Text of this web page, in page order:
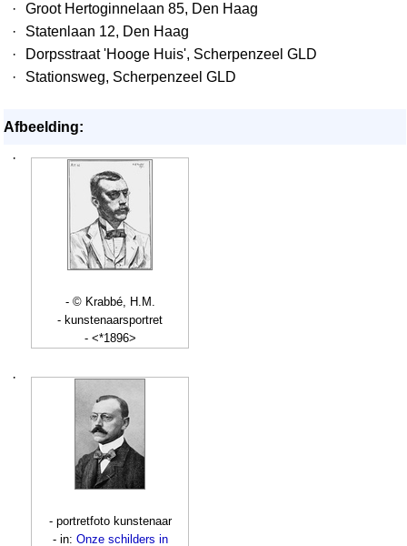
·
Groot Hertoginnelaan 85, Den Haag
·
Statenlaan 12, Den Haag
·
Dorpsstraat 'Hooge Huis', Scherpenzeel GLD
·
Stationsweg, Scherpenzeel GLD
Afbeelding:
·
- © Krabbé, H.M.
- kunstenaarsportret
- <*1896>
·
- portretfoto kunstenaar
- in: Onze schilders in